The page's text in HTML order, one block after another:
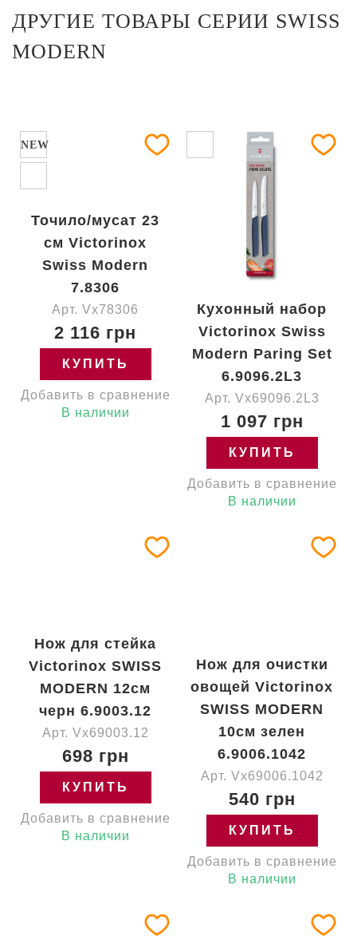
ДРУГИЕ ТОВАРЫ СЕРИИ SWISS
MODERN
NEW
Точило/мусат 23
см Victorinox
Swiss Modern
7.8306
Арт. Vx78306
2 116 грн
КУПИТЬ
Добавить в сравнение
В наличии
Кухонный набор
Victorinox Swiss
Modern Paring Set
6.9096.2L3
Арт. Vx69096.2L3
1 097 грн
КУПИТЬ
Добавить в сравнение
В наличии
Нож для стейка
Victorinox SWISS
MODERN 12см
черн 6.9003.12
Арт. Vx69003.12
698 грн
КУПИТЬ
Добавить в сравнение
В наличии
Нож для очистки
овощей Victorinox
SWISS MODERN
10см зелен
6.9006.1042
Арт. Vx69006.1042
540 грн
КУПИТЬ
Добавить в сравнение
В наличии